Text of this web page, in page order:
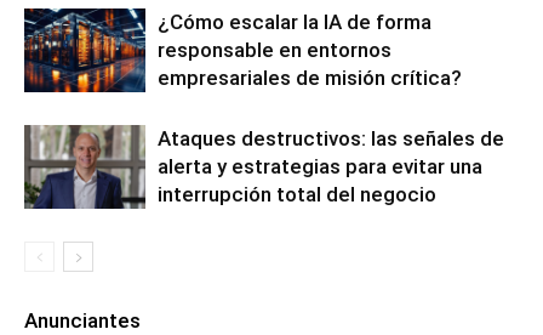
¿Cómo escalar la IA de forma
responsable en entornos
empresariales de misión crítica?
Ataques destructivos: las señales de
alerta y estrategias para evitar una
interrupción total del negocio
Anunciantes